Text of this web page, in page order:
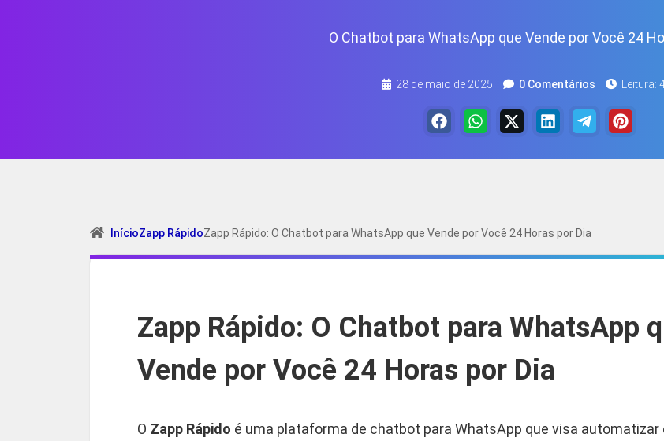
O Chatbot para WhatsApp que Vende por Você 24
28 de maio de 2025 0 Comentários Leitura:
InícioZapp RápidoZapp Rápido: O Chatbot para WhatsApp que Vende por Você 24 Horas por Dia
Zapp Rápido: O Chatbot para WhatsApp
Vende por Você 24 Horas por Dia
O Zapp Rápido é uma plataforma de chatbot para WhatsApp que visa automatizar